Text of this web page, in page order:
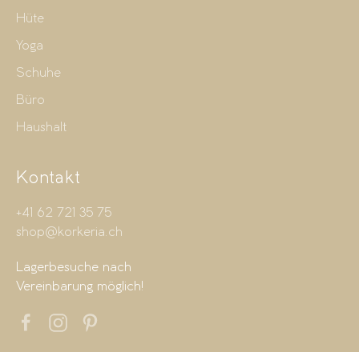
Hüte
Yoga
Schuhe
Büro
Haushalt
Kontakt
+41 62 721 35 75
shop@korkeria.ch
Lagerbesuche nach
Vereinbarung möglich!